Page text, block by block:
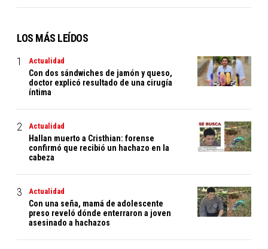
LOS MÁS LEÍDOS
Actualidad
Con dos sándwiches de jamón y queso,
doctor explicó resultado de una cirugía
íntima
Actualidad
Hallan muerto a Cristhian: forense
confirmó que recibió un hachazo en la
cabeza
Actualidad
Con una seña, mamá de adolescente
preso reveló dónde enterraron a joven
asesinado a hachazos